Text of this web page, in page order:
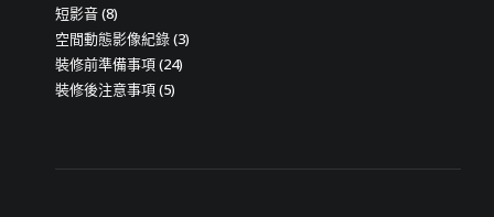
短影音(8)
空間動態影像紀錄(3)
裝修前準備事項(24)
裝修後注意事項(5)